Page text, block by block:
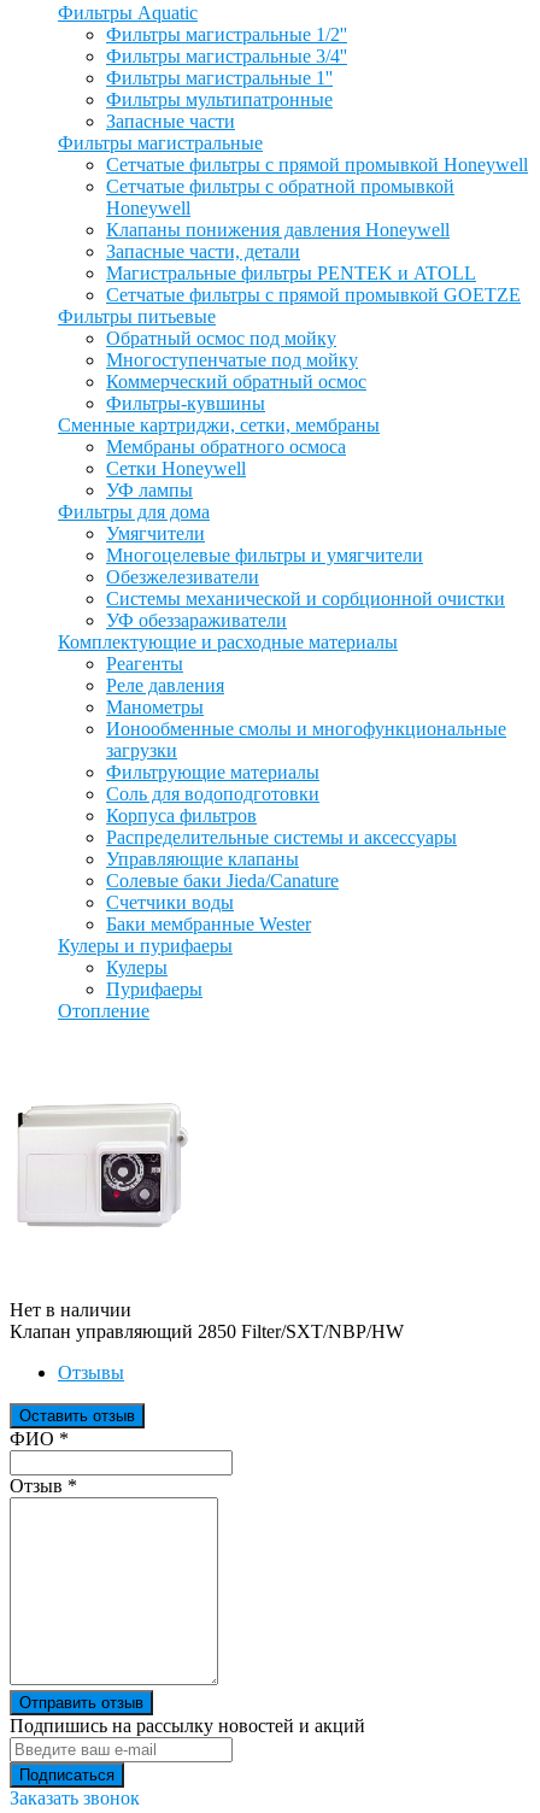
Фильтры Aquatic
Фильтры магистральные 1/2''
Фильтры магистральные 3/4''
Фильтры магистральные 1''
Фильтры мультипатронные
Запасные части
Фильтры магистральные
Сетчатые фильтры с прямой промывкой Honeywell
Сетчатые фильтры с обратной промывкой
Honeywell
Клапаны понижения давления Honeywell
Запасные части, детали
Магистральные фильтры PENTEK и ATOLL
Сетчатые фильтры с прямой промывкой GOETZE
Фильтры питьевые
Обратный осмос под мойку
Многоступенчатые под мойку
Коммерческий обратный осмос
Фильтры-кувшины
Сменные картриджи, сетки, мембраны
Мембраны обратного осмоса
Сетки Honeywell
УФ лампы
Фильтры для дома
Умягчители
Многоцелевые фильтры и умягчители
Обезжелезиватели
Системы механической и сорбционной очистки
УФ обеззараживатели
Комплектующие и расходные материалы
Реагенты
Реле давления
Манометры
Ионообменные смолы и многофункциональные
загрузки
Фильтрующие материалы
Соль для водоподготовки
Корпуса фильтров
Распределительные системы и аксессуары
Управляющие клапаны
Солевые баки Jieda/Canature
Счетчики воды
Баки мембранные Wester
Кулеры и пурифаеры
Кулеры
Пурифаеры
Отопление
Нет в наличии
Клапан управляющий 2850 Filter/SXT/NBP/HW
Отзывы
Оставить отзыв
Ваш отзыв был отправлен!
ФИО *
Отзыв *
Отправить отзыв
Подпишись на рассылку новостей и акций
Заказать звонок